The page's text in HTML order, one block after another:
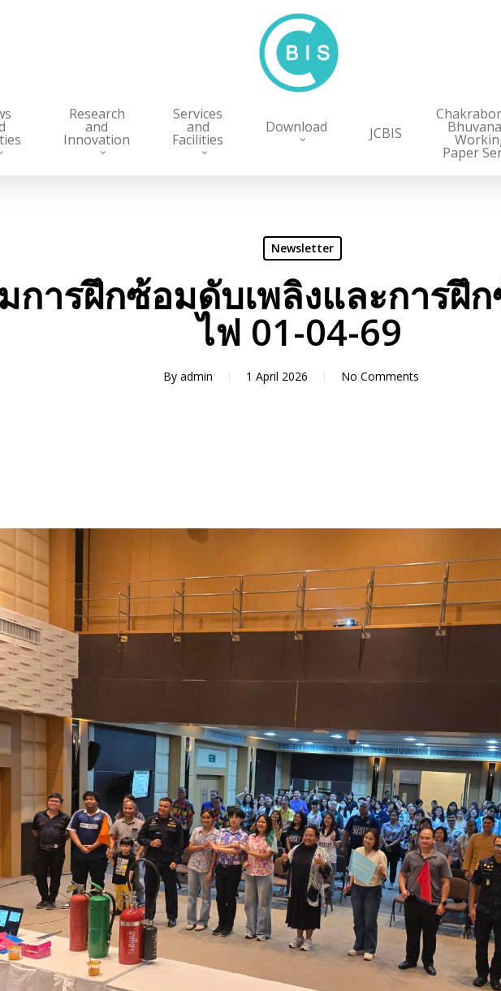
Research
and
Innovation
Services
and
Facilities
Download JCBIS
Paper
Newsletter
การฝึกซ้อมดับเพลิงและการฝึ
ไฟ 01-04-69
By admin 1 April 2026 No Comments